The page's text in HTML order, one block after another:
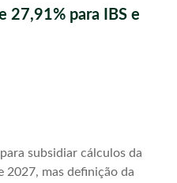
27,91% para IBS e
subsidiar cálculos da
2027, mas definição da